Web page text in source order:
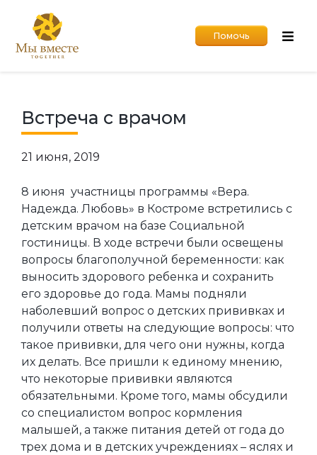
Помочь
Встреча с врачом
21 июня, 2019
8 июня участницы программы «Вера.
Надежда. Любовь» в Костроме встретились с
детским врачом на базе Социальной
гостиницы. В ходе встречи были освещены
вопросы благополучной беременности: как
выносить здорового ребенка и сохранить
его здоровье до года. Мамы подняли
наболевший вопрос о детских прививках и
получили ответы на следующие вопросы: что
такое прививки, для чего они нужны, когда
их делать. Все пришли к единому мнению,
что некоторые прививки являются
обязательными. Кроме того, мамы обсудили
со специалистом вопрос кормления
малышей, а также питания детей от года до
трех дома и в детских учреждениях – яслях и